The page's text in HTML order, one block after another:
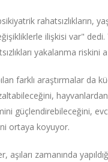
rahatsızlıkların,
ilişkisi var"
yakalanma riskini
farklı araştırmalar da
güçlendirebileceğini,
ortaya koyuyor.
aşıları zamanında